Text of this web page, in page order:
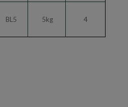
BL5 5kg 4